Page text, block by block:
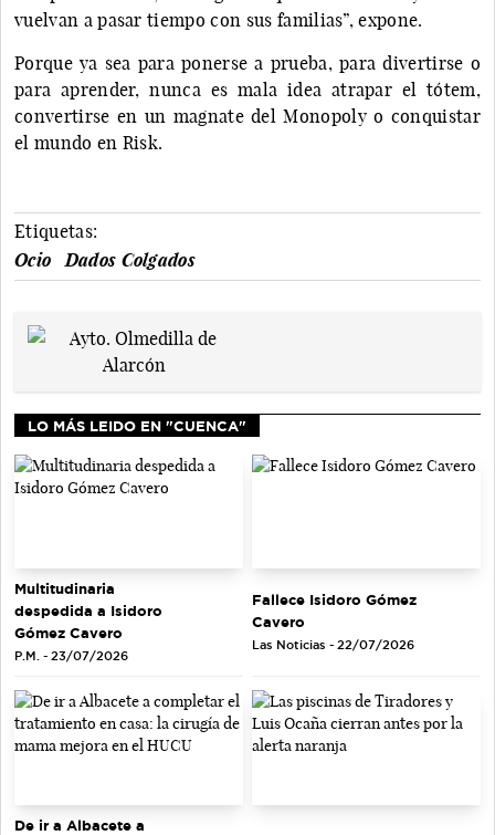
vuelvan a pasar tiempo con sus familias”, expone.
Porque ya sea para ponerse a prueba, para divertirse o
para aprender, nunca es mala idea atrapar el tótem,
convertirse en un magnate del Monopoly o conquistar
el mundo en Risk.
Etiquetas:
Ocio
Dados Colgados
LO MÁS LEIDO EN "CUENCA"
Multitudinaria
despedida a Isidoro
Gómez Cavero
P.M. - 23/07/2026
Fallece Isidoro Gómez
Cavero
Las Noticias - 22/07/2026
De ir a Albacete a